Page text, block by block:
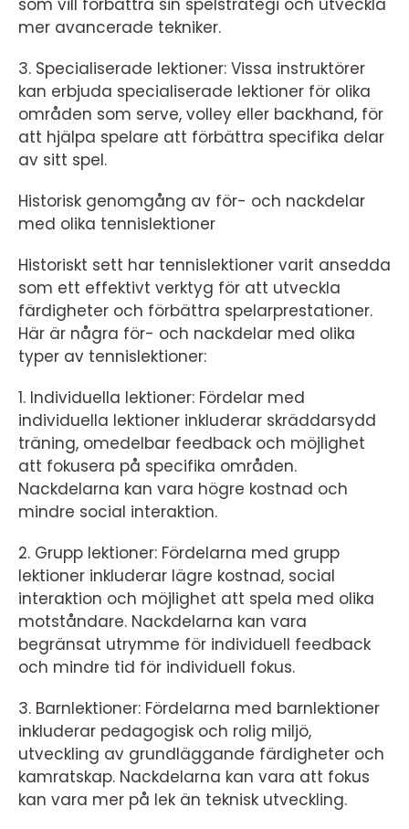
mer avancerade tekniker.
3. Specialiserade lektioner: Vissa instruktörer
kan erbjuda specialiserade lektioner för olika
områden som serve, volley eller backhand, för
att hjälpa spelare att förbättra specifika delar
av sitt spel.
Historisk genomgång av för- och nackdelar
med olika tennislektioner
Historiskt sett har tennislektioner varit ansedda
som ett effektivt verktyg för att utveckla
färdigheter och förbättra spelarprestationer.
Här är några för- och nackdelar med olika
typer av tennislektioner:
1. Individuella lektioner: Fördelar med
individuella lektioner inkluderar skräddarsydd
träning, omedelbar feedback och möjlighet
att fokusera på specifika områden.
Nackdelarna kan vara högre kostnad och
mindre social interaktion.
2. Grupp lektioner: Fördelarna med grupp
lektioner inkluderar lägre kostnad, social
interaktion och möjlighet att spela med olika
motståndare. Nackdelarna kan vara
begränsat utrymme för individuell feedback
och mindre tid för individuell fokus.
3. Barnlektioner: Fördelarna med barnlektioner
inkluderar pedagogisk och rolig miljö,
utveckling av grundläggande färdigheter och
kamratskap. Nackdelarna kan vara att fokus
kan vara mer på lek än teknisk utveckling.